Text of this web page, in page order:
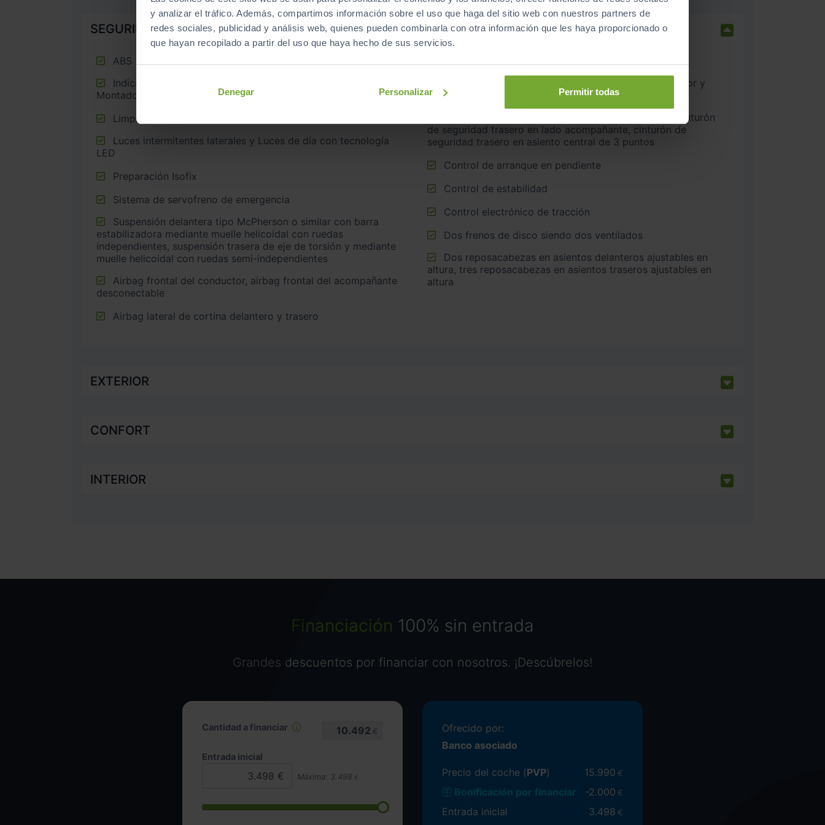
y analizar el tráfico. Además, compartimos información sobre el uso que haga del sitio web con nuestros partners de
redes sociales, publicidad y análisis web, quienes pueden combinarla con otra información que les haya proporcionado o
que hayan recopilado a partir del uso que haya hecho de sus servicios.
Denegar Personalizar Permitir todas
SEGURIDAD
ABS
Montado en la llanta
Limpiaparabrisas delantero
LED
Preparación Isofix
Sistema de servofreno de emergencia
estabilizadora mediante muelle helicoidal con ruedas
independientes, suspensión trasera de eje de torsión y mediante
muelle helicoidal con ruedas semi-independientes
desconectable
Airbag lateral de cortina delantero y trasero
acompañante
de seguridad trasero en lado acompañante, cinturón de
seguridad trasero en asiento central de 3 puntos
Control de arranque en pendiente
Control de estabilidad
Control electrónico de tracción
Dos frenos de disco siendo dos ventilados
altura, tres reposacabezas en asientos traseros ajustables en
altura
EXTERIOR
CONFORT
INTERIOR
Financiación 100% sin entrada
Grandes descuentos por financiar con nosotros. ¡Descúbrelos!
Cantidad a financiar 10.492 €
Entrada inicial
Máxima: 3.498 €
Ofrecido por:
Banco asociado
Precio del coche (PVP) 15.990 €
Bonificación por financiar -2.000 €
Entrada inicial 3.498 €